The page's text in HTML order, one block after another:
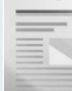
un normatīvajos
un izaugsmes
burtu lielumu “11”)
elektroniski, nosūtot
personīgi
apkalpošanas
novadā ar norādi
tehnoloģiju
23.augustam. Tālrunis
INFORMĀCIJAS
vidējā vai vidējā
saimniecisko darbu
apsaimniekošanas
tīmekļa
vismaz B2 līmenī; •
patstāvīgi risināt ar
augsta atbildības
kategorijas
izmantot personīgo
apgūtas